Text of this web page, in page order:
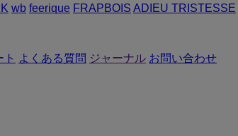
wb feerique FRAPBOIS ADIEU TRISTESSE
よくある質問 ジャーナル お問い合わせ